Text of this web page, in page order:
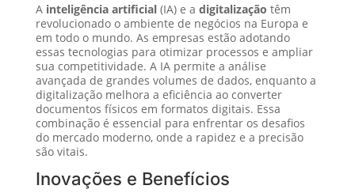
A inteligência artificial(IA) e a digitalização têm
revolucionado o ambiente de negócios na Europa e
em todo o mundo. As empresas estão adotando
essas tecnologias para otimizar processos e ampliar
sua competitividade. A IA permite a análise
avançada de grandes volumes de dados, enquanto a
digitalização melhora a eficiência ao converter
documentos físicos em formatos digitais. Essa
combinação é essencial para enfrentar os desafios
do mercado moderno, onde a rapidez e a precisão
são vitais.
Inovações e Benefícios